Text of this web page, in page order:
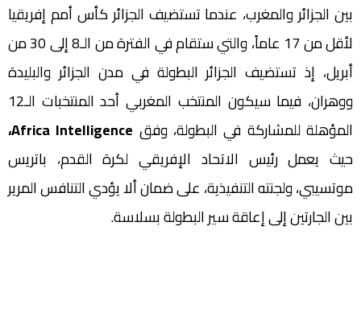
بين الجزائر والمغرب، عندما تستضيف الجزائر كأس أمم إفريقيا
لأقل من 17 عاماً، والتي ستقام في الفترة من الـ8 إلى 30 من
أبريل، إذ تستضيف الجزائر البطولة في مدن الجزائر والبليدة
ووهران، فيما سيكون المنتخب المغربي أحد المنتخبات الـ12
المؤهلة للمشاركة في البطولة، وفق Africa Intelligence،
حيث يعمل رئيس الاتحاد الإفريقي لكرة القدم، باتريس
موتسيبي، ولجنته التنفيذية، على ضمان ألا يؤدي التنافس المرير
بين الجارتين إلى إعاقة سير البطولة بسلاسة.